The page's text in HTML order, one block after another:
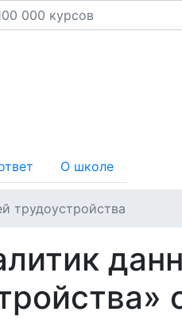
О школе
трудоустройства